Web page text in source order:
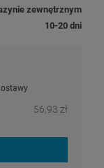
zewnętrznym
10-20 dni
56,93 zł